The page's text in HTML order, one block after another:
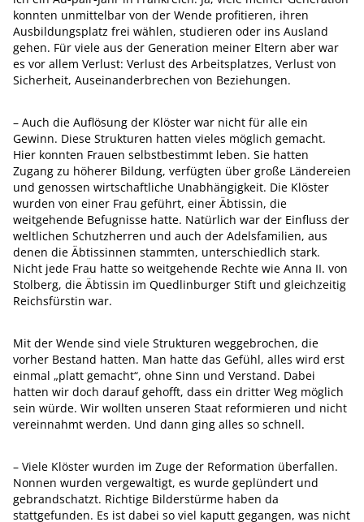
konnten unmittelbar von der Wende profitieren, ihren
Ausbildungsplatz frei wählen, studieren oder ins Ausland
gehen. Für viele aus der Generation meiner Eltern aber war
es vor allem Verlust: Verlust des ­Arbeitsplatzes, Verlust von
Sicherheit, Auseinanderbrechen von Beziehungen.
– Auch die Auflösung der Klöster war nicht für alle ein
Gewinn. Diese Strukturen hatten vieles möglich gemacht.
Hier konnten Frauen selbstbestimmt leben. Sie hatten
Zugang zu höherer Bildung, verfügten über große Ländereien
und genossen wirtschaftliche Unabhängigkeit. Die Klöster
wurden von einer Frau geführt, einer Äbtissin, die
weitgehende Befugnisse hatte. Natürlich war der Einfluss der
weltlichen Schutzherren und auch der Adelsfamilien, aus
denen die Äbtissinnen stammten, unterschiedlich stark.
Nicht jede Frau hatte so weitgehende Rechte wie Anna II. von
Stolberg, die Äbtissin im Quedlinburger Stift und gleichzeitig
Reichsfürstin war.
Mit der Wende sind viele Strukturen weggebrochen, die
vorher Bestand hatten. Man hatte das Gefühl, alles wird erst
einmal „platt ­gemacht“, ohne Sinn und Verstand. Dabei
hatten wir doch darauf gehofft, dass ein dritter Weg möglich
sein würde. Wir wollten unseren Staat reformieren und nicht
vereinnahmt werden. Und dann ging alles so schnell.
– Viele Klöster wurden im Zuge der Reformation überfallen.
Nonnen wurden vergewaltigt, es wurde geplündert und
gebrandschatzt. Richtige Bilderstürme haben da
stattgefunden. Es ist dabei so viel kaputt gegangen, was nicht